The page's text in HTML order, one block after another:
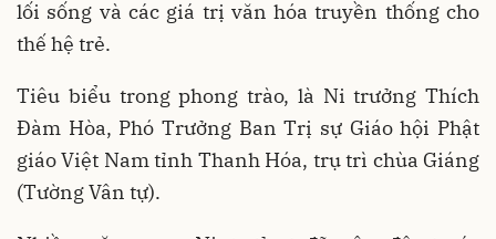
lối sống và các giá trị văn hóa truyền thống cho
thế hệ trẻ.
Tiêu biểu trong phong trào, là Ni trưởng Thích
Đàm Hòa, Phó Trưởng Ban Trị sự Giáo hội Phật
giáo Việt Nam tỉnh Thanh Hóa, trụ trì chùa Giáng
(Tường Vân tự).